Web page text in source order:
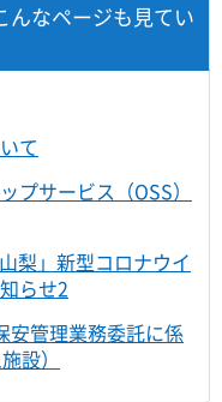
んなページも見てい
て
プサービス（OSS）
梨」新型コロナウイ
らせ2
安管理業務委託に係
設）